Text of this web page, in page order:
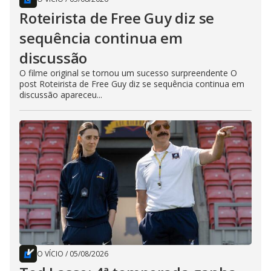
Roteirista de Free Guy diz se
sequência continua em
discussão
O filme original se tornou um sucesso surpreendente O
post Roteirista de Free Guy diz se sequência continua em
discussão apareceu...
O VÍCIO / 05/08/2026